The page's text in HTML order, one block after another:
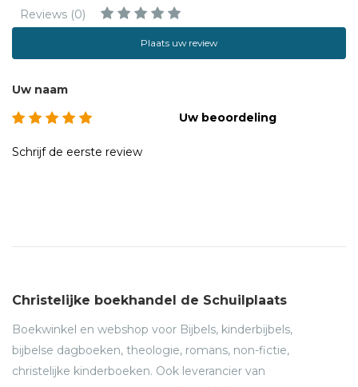
tijdschrift'Kontekstueel'. Eerder publiceerde hij
o.a.'Marginaal en missionair. Kleine theologie voor een
krimpende kerk'(2011) en'Afwezigheid van God. Een
onderzoek naar antwoorden bij W. Pannenberg, K.H.
Reviews (0)
Plaats uw review
Uw naam
Uw beoordeling
Schrijf de eerste review
Christelijke boekhandel de Schuilplaats
Boekwinkel en webshop voor Bijbels, kinderbijbels,
bijbelse dagboeken, theologie, romans, non-fictie,
christelijke kinderboeken. Ook leverancier van